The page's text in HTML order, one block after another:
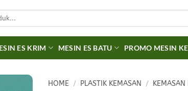
ES KRIM MESIN ES BATU PROMO MESIN
HOME / PLASTIK KEMASAN /